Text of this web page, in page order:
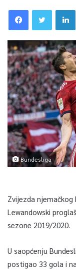
Bundesliga
Zvijezda njemačkog
Lewandowski
sezone 2019/2020.
U saopćenju
postigao 33 gola i